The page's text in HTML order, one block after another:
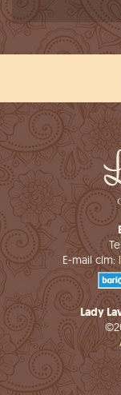
E-mail cím:
Lady